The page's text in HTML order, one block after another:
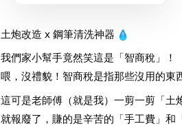
土炮改造 x 鋼筆清洗神器
我們家小幫手竟然笑這是「智商稅」！
喂，沒禮貌！智商稅是指那些沒用的東
這可是老師傅（就是我）一剪一剪「土
就報廢了，賺的是辛苦的「手工費」和